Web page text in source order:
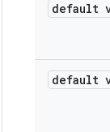
default
default